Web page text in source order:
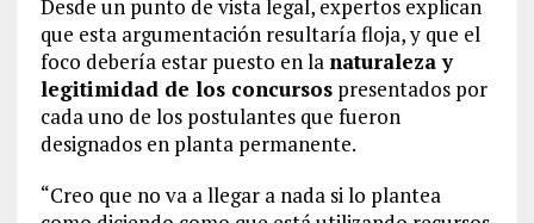
Desde un punto de vista legal, expertos explican
que esta argumentación resultaría floja, y que el
foco debería estar puesto en la naturaleza y
legitimidad de los concursospresentados por
cada uno de los postulantes que fueron
designados en planta permanente.
“Creo que no va a llegar a nada si lo plantea